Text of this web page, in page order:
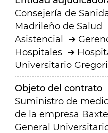
Consejería de
Madrileño de Salud
Asistencial
Hospitales
Universitario
Objeto del contrato
Suministro de
de la empresa
General